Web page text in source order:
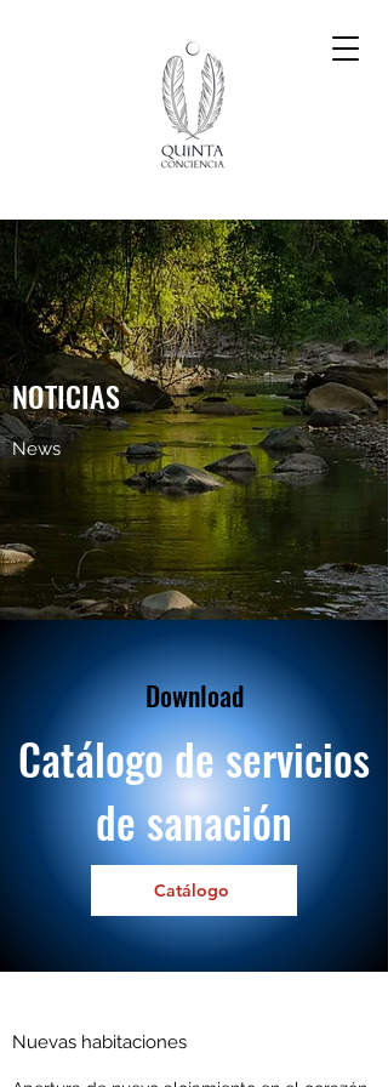
NOTICIAS
News
Download
Catálogo de servicios
de sanación
Catálogo
Nuevas habitaciones